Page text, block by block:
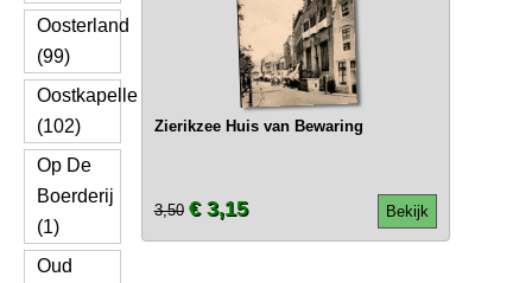
Oosterland
(99)
Oostkapelle
(102)
Op De
Boerderij
(1)
Oud
Zierikzee Huis van Bewaring
Bekijk
3,50 € 3,15